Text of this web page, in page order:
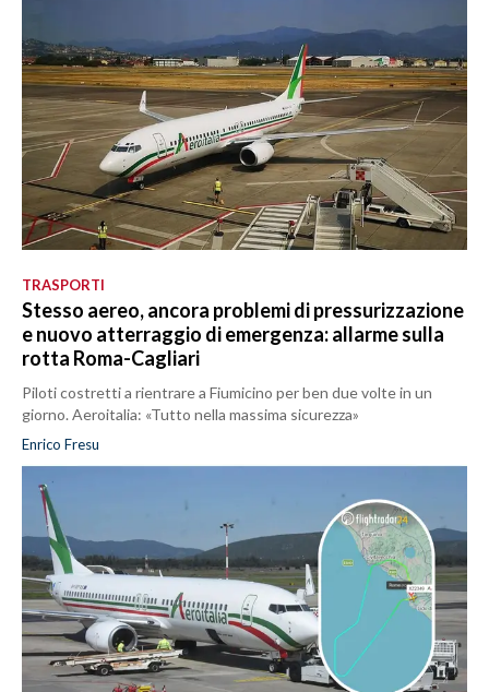
TRASPORTI
Stesso aereo, ancora problemi di pressurizzazione
e nuovo atterraggio di emergenza: allarme sulla
rotta Roma-Cagliari
Piloti costretti a rientrare a Fiumicino per ben due volte in un
giorno. Aeroitalia: «Tutto nella massima sicurezza»
Enrico Fresu